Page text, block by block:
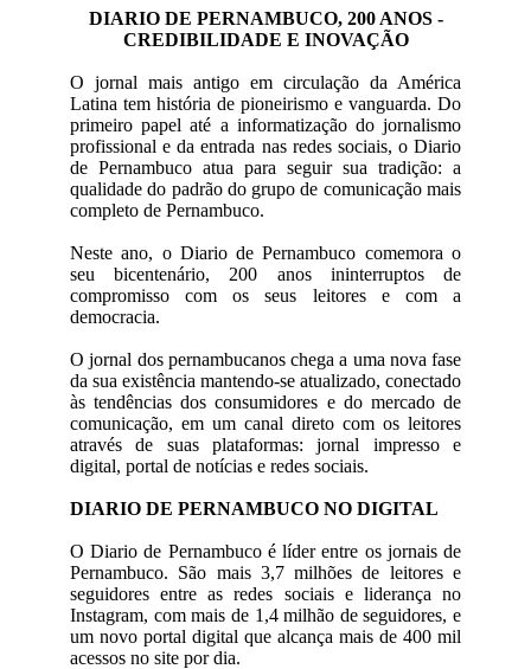
DIARIO DE PERNAMBUCO, 200 ANOS -
CREDIBILIDADE E INOVAÇÃO
O jornal mais antigo em circulação da América
Latina tem história de pioneirismo e vanguarda. Do
primeiro papel até a informatização do jornalismo
profissional e da entrada nas redes sociais, o Diario
de Pernambuco atua para seguir sua tradição: a
qualidade do padrão do grupo de comunicação mais
completo de Pernambuco.
Neste ano, o Diario de Pernambuco comemora o
seu bicentenário, 200 anos ininterruptos de
compromisso com os seus leitores e com a
democracia.
O jornal dos pernambucanos chega a uma nova fase
da sua existência mantendo-se atualizado, conectado
às tendências dos consumidores e do mercado de
comunicação, em um canal direto com os leitores
através de suas plataformas: jornal impresso e
digital, portal de notícias e redes sociais.
DIARIO DE PERNAMBUCO NO DIGITAL
O Diario de Pernambuco é líder entre os jornais de
Pernambuco. São mais 3,7 milhões de leitores e
seguidores entre as redes sociais e liderança no
Instagram, com mais de 1,4 milhão de seguidores, e
um novo portal digital que alcança mais de 400 mil
acessos no site por dia.